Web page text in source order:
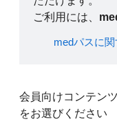
ご利用には、
medパスに
会員向けコンテン
をお選びください